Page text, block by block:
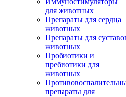
Иммуностимуляторы
для животных
Препараты для сердца
животных
Препараты для
животных
Пробиотики и
пребиотики для
животных
препараты для